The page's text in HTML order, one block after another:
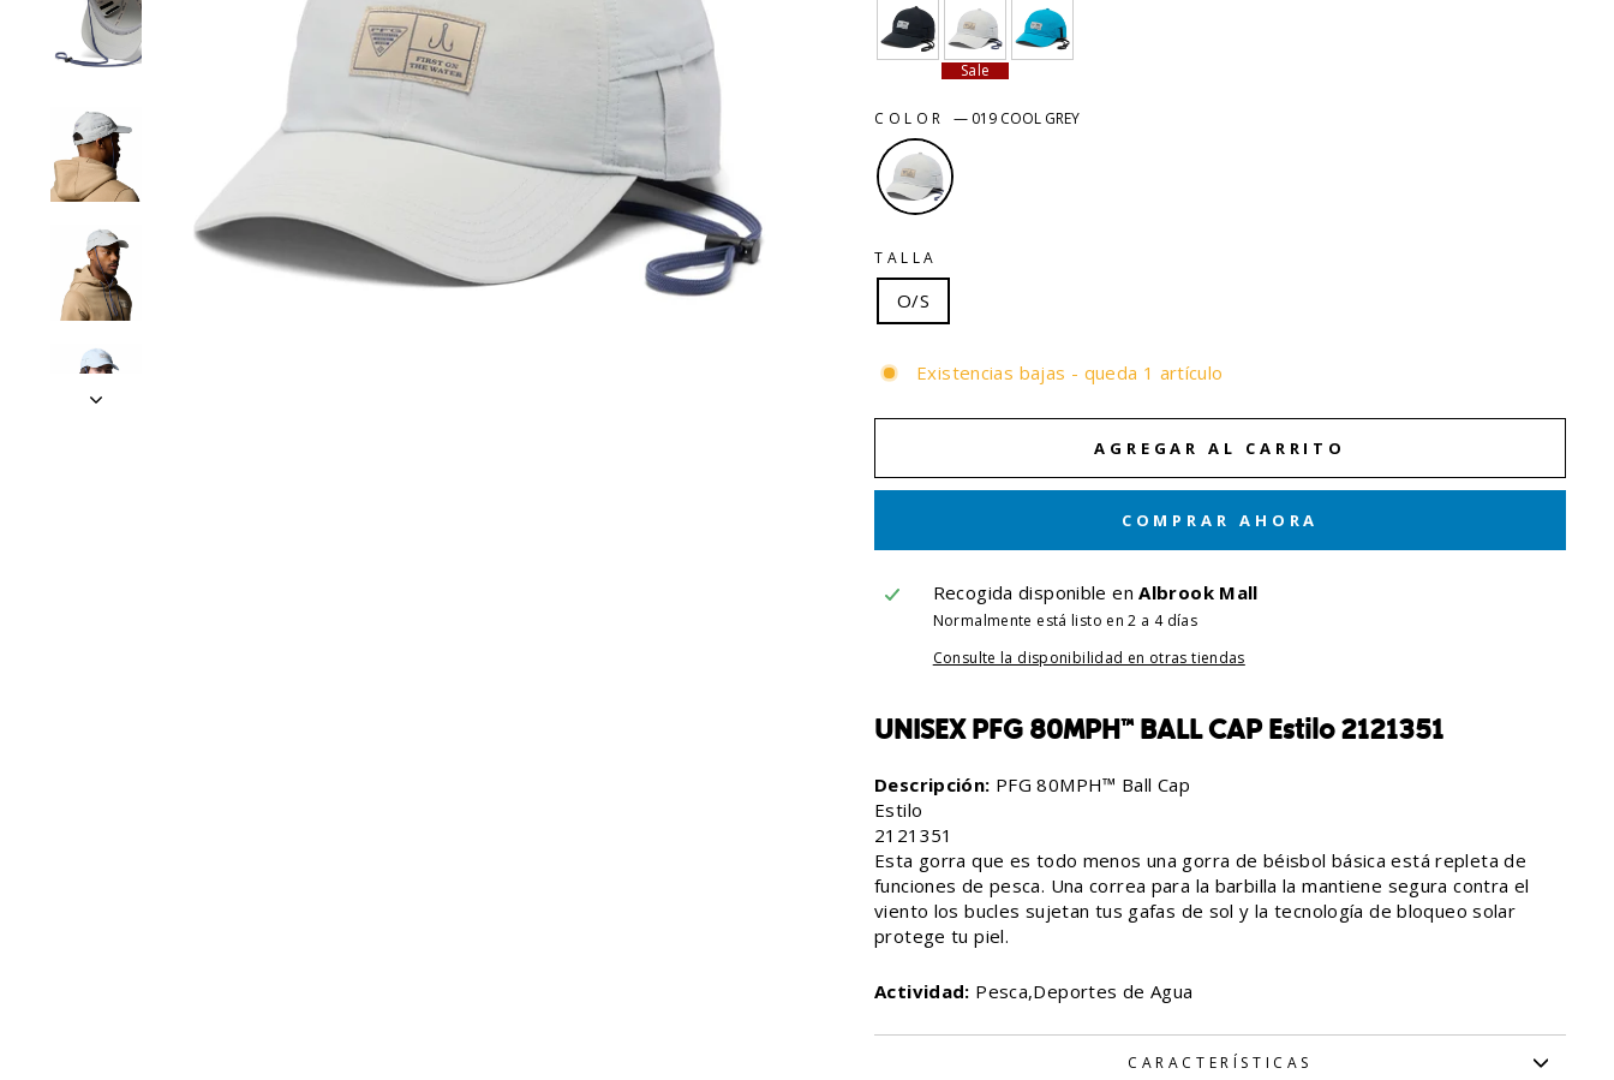
Sale
COLOR — 019 COOL GREY
TALLA
O/S
Existencias bajas - queda 1 artículo
AGREGAR AL CARRITO
COMPRAR AHORA
Recogida disponible enAlbrook Mall
Normalmente está listo en 2 a 4 días
Consulte la disponibilidad en otras tiendas
UNISEX PFG 80MPH™ BALL CAP Estilo 2121351
Descripción: PFG 80MPH™ Ball Cap
Estilo
2121351
Esta gorra que es todo menos una gorra de béisbol básica está repleta de
funciones de pesca. Una correa para la barbilla la mantiene segura contra el
viento los bucles sujetan tus gafas de sol y la tecnología de bloqueo solar
protege tu piel.
Actividad: Pesca,Deportes de Agua
CARACTERÍSTICAS